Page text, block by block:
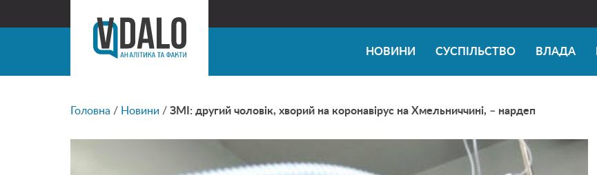
НОВИНИ СУСПІЛЬСТВО ВЛАДА
Головна / Новини / ЗМІ: другий чоловік, хворий на коронавірус на Хмельниччині, – нардеп